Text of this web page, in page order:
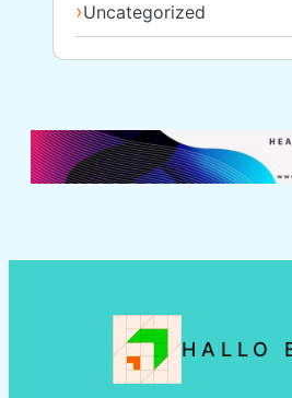
Uncategorized
HALLO